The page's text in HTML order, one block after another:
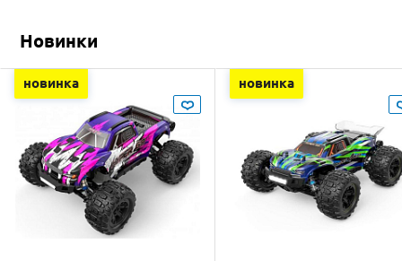
Новинки
новинка новинка